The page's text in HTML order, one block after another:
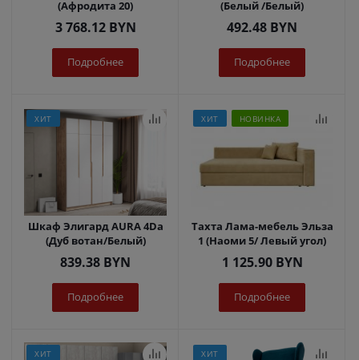
(Афродита 20)
3 768.12BYN
Подробнее
(Белый /Белый)
492.48 BYN
Подробнее
ХИТ
Шкаф Элигард AURA 4Dа
(Дуб вотан/Белый)
839.38 BYN
Подробнее
ХИТ НОВИНКА
Тахта Лама-мебель Эльза
1 (Наоми 5/ Левый угол)
1 125.90BYN
Подробнее
ХИТ ХИТ